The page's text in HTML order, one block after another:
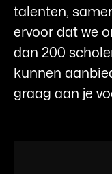
talenten,
ervoor dat we
dan 200
kunnen
graag aan je